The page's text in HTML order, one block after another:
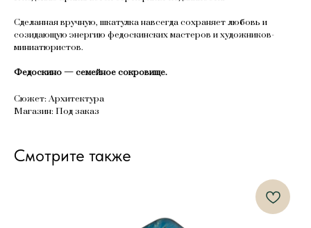
Сделанная вручную, шкатулка навсегда сохраняет любовь и
созидающую энергию федоскинских мастеров и художников-
миниатюристов.
Федоскино — семейное сокровище.
Сюжет: Архитектура
Магазин: Под заказ
Смотрите также